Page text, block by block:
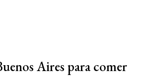
Aires para comer